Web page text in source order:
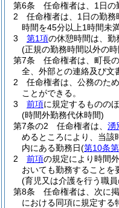
第6条
任命権者は、1日の
2
任命権者は、1日の勤務
時間を45分以上1時間未
3
第1項の休憩時間は、勤
(正規の勤務時間以外の
第7条
任命権者は、町長
全、外部との連絡及び文
2
任命権者は、公務のた
ことができる。
3
前項に規定するもののほ
(時間外勤務代休時間)
第7条の2
任命権者は、 湧
めるところにより、当該
内にある勤務日(第10条
2
前項の規定により時間
おいても勤務することを
(育児又は介護を行う職
第8条
任命権者は、次に
における同項に規定する